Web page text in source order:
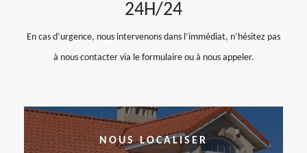
24H/24
En cas d’urgence, nous intervenons dans l’immédiat, n’hésitez pas
à nous contacter via le formulaire ou à nous appeler.
NOUS LOCALISER